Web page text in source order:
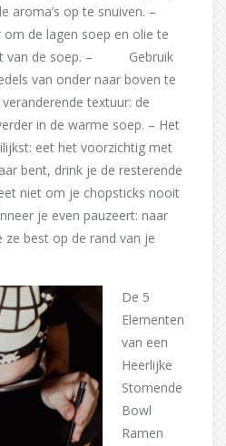
aroma’s op te snuiven. –
de lagen soep en olie te
van de soep. – Gebruik
van onder naar boven te
textuur: de
in de warme soep. – Het
eet het voorzichtig met
bent, drink je de resterende
niet om je chopsticks nooit
je even pauzeert: naar
ze best op de rand van je
De 5
Elementen
van een
Heerlijke
Stomende
Bowl
Ramen